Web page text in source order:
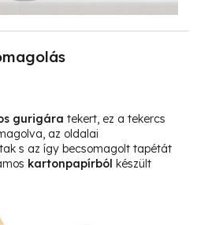
gurigára tekert, ez a tekercs
az oldalai
s az így becsomagolt tapétát
kartonpapírból készült